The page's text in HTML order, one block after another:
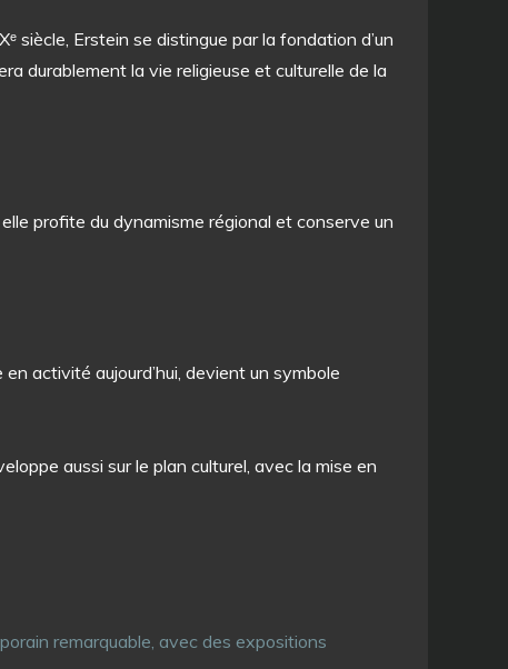
siècle, Erstein se distingue par la fondation d’un
durablement la vie religieuse et culturelle de la
profite du dynamisme régional et conserve un
activité aujourd’hui, devient un symbole
aussi sur le plan culturel, avec la mise en
remarquable, avec des expositions